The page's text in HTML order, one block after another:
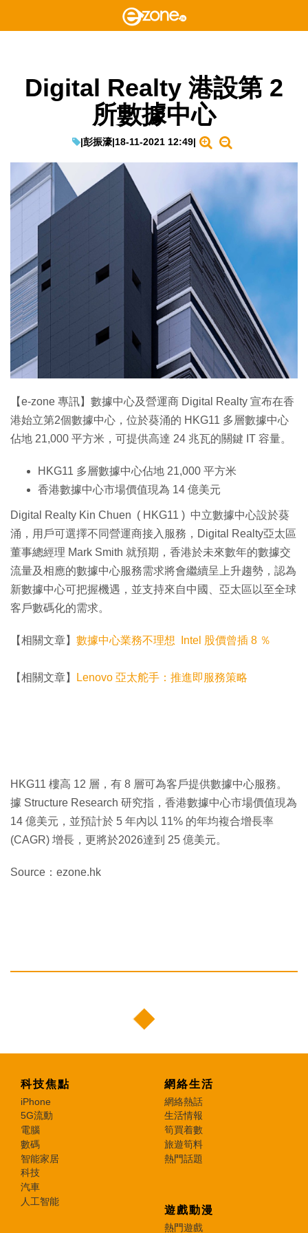
Digital Realty 港設第 2
所數據中心
|彭振濠|18-11-2021 12:49|
【e-zone 專訊】數據中心及營運商 Digital Realty 宣布在香
港始立第2個數據中心，位於葵涌的 HKG11 多層數據中心
佔地 21,000 平方米，可提供高達 24 兆瓦的關鍵 IT 容量。
HKG11 多層數據中心佔地 21,000 平方米
香港數據中心市場價值現為 14 億美元
Digital Realty Kin Chuen ( HKG11 ) 中立數據中心設於葵
涌，用戶可選擇不同營運商接入服務，Digital Realty亞太區
董事總經理 Mark Smith 就預期，香港於未來數年的數據交
流量及相應的數據中心服務需求將會繼續呈上升趨勢，認為
新數據中心可把握機遇，並支持來自中國、亞太區以至全球
客戶數碼化的需求。
【相關文章】 數據中心業務不理想 Intel 股價曾插 8 ％
【相關文章】 Lenovo 亞太舵手：推進即服務策略
HKG11 樓高 12 層，有 8 層可為客戶提供數據中心服務。
據 Structure Research 研究指，香港數據中心市場價值現為
14 億美元，並預計於 5 年內以 11% 的年均複合增長率
(CAGR) 增長，更將於2026達到 25 億美元。
Source：ezone.hk
科技焦點
iPhone
5G流動
電腦
數碼
智能家居
科技
汽車
人工智能
網絡生活
網絡熱話
生活情報
筍買着數
旅遊筍料
熱門話題
遊戲動漫
熱門遊戲